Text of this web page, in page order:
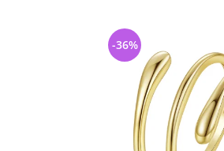
-36%